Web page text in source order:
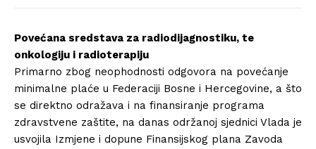
Povećana sredstava za radiodijagnostiku, te
onkologiju i radioterapiju
Primarno zbog neophodnosti odgovora na povećanje
minimalne plaće u Federaciji Bosne i Hercegovine, a što
se direktno odražava i na finansiranje programa
zdravstvene zaštite, na danas održanoj sjednici Vlada je
usvojila Izmjene i dopune Finansijskog plana Zavoda